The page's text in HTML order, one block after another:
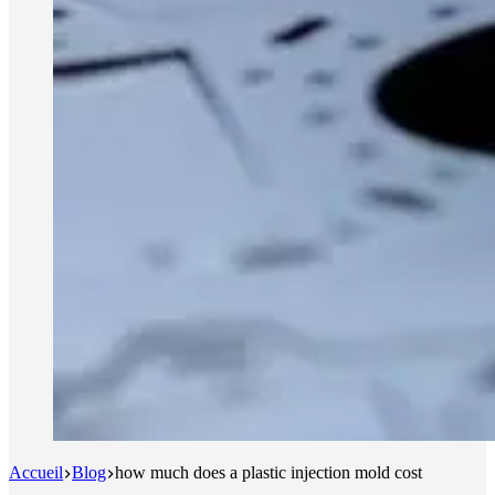
Accueil Blog how much does a plastic injection mold cost